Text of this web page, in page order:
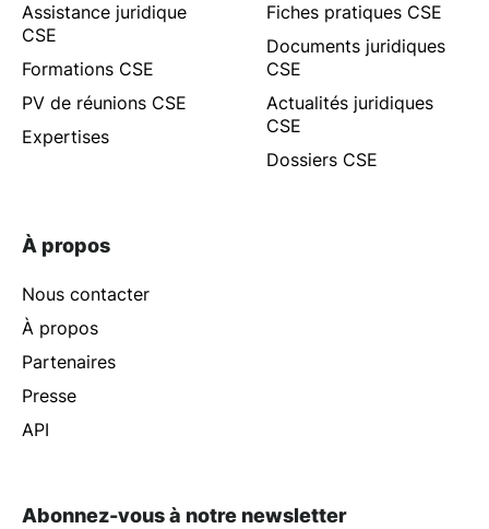
Assistance juridique
CSE
Formations CSE
PV de réunions CSE
Expertises
Fiches pratiques CSE
Documents juridiques
CSE
Actualités juridiques
CSE
Dossiers CSE
À propos
Nous contacter
À propos
Partenaires
Presse
API
Abonnez-vous à notre newsletter